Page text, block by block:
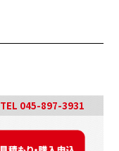
TEL 045-897-3931